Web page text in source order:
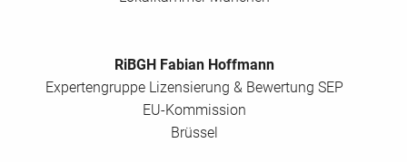
RiBGH Fabian Hoffmann
Expertengruppe Lizensierung & Bewertung SEP
EU-Kommission
Brüssel